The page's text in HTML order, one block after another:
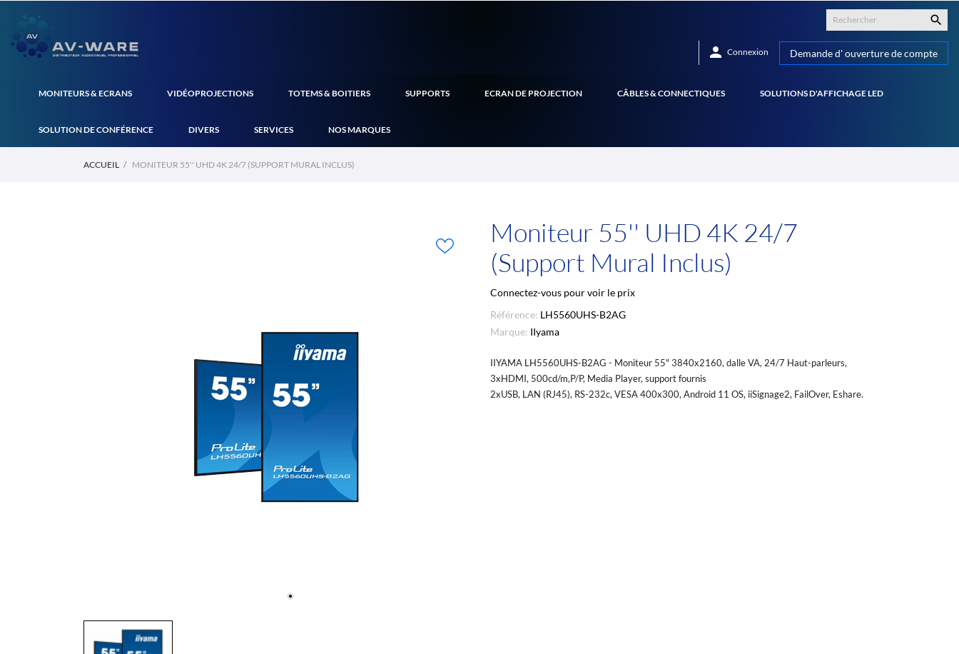

 Connexion Demande d' ouverture de compte
MONITEURS & ECRANS VIDÉOPROJECTIONS TOTEMS & BOITIERS SUPPORTS ECRAN DE PROJECTION CÂBLES & CONNECTIQUES SOLUTIONS D'AFFICHAGE LED
SOLUTION DE CONFÉRENCE DIVERS SERVICES NOS MARQUES
ACCUEIL MONITEUR 55'' UHD 4K 24/7 (SUPPORT MURAL INCLUS)
Moniteur 55'' UHD 4K 24/7
(Support Mural Inclus)
Connectez-vous pour voir le prix
Référence: LH5560UHS-B2AG
Marque: IIyama
IIYAMA LH5560UHS-B2AG - Moniteur 55" 3840x2160, dalle VA, 24/7 Haut-parleurs,
3xHDMI, 500cd/m,P/P, Media Player, support fournis
2xUSB, LAN (RJ45), RS-232c, VESA 400x300, Android 11 OS, iiSignage2, FailOver, Eshare.